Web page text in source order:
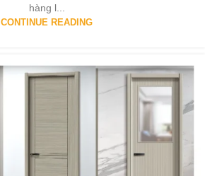
hàng l...
CONTINUE READING